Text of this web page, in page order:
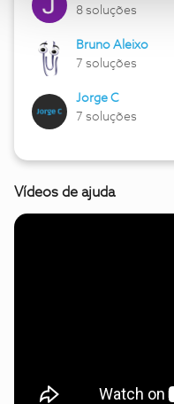
8 soluções
Bruno Aleixo
7 soluções
Jorge C
7 soluções
Vídeos de ajuda